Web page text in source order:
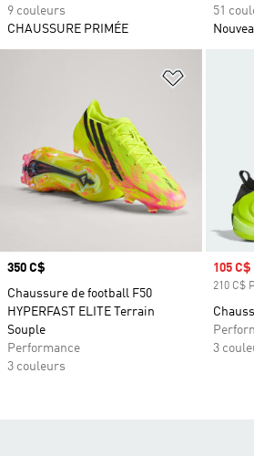
9 couleurs
CHAUSSURE PRIMÉE
51
Ajouter
Prix
350 C$
Chaussure de football F50
HYPERFAST ELITE Terrain
Souple
Performance
3 couleurs
Prix
105 C$
210 C$
3